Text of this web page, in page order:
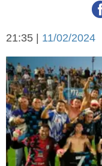
Arte y cultura
Economía y campo
Sociedad y tiempo
libre
21:35 | 11/02/2024